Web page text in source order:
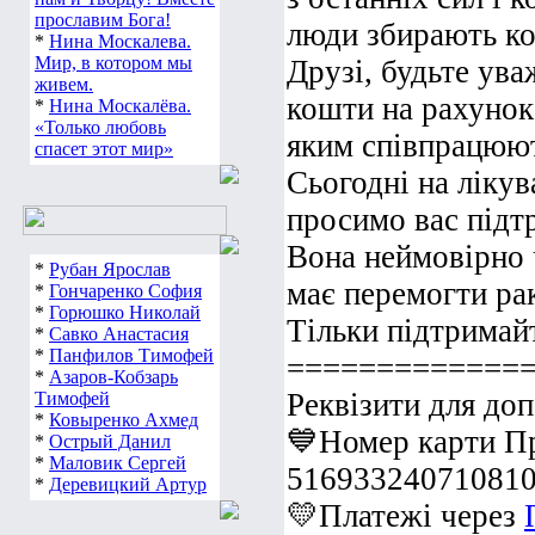
прославим Бога!
* Нина Москалева.
Мир, в котором мы
живем.
* Нина Москалёва.
«Только любовь
спасет этот мир»
* Рубан Ярослав
* Гончаренко София
* Горюшко Николай
* Савко Анастасия
* Панфилов Тимофей
* Азаров-Кобзарь
Тимофей
* Ковыренко Ахмед
* Острый Данил
* Маловик Сергей
* Деревицкий Артур
люди збирають
Друзі, будьте
кошти на
яким
Сьогодні на
просимо вас
Вона неймовірно
має перемогти
Тільки
Реквізити для
💙Номер карти
💛Платежі через